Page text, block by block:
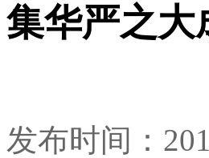
集华严之大
发布时间：